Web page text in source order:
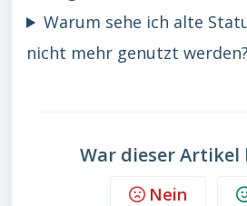
Warum sehe ich alte
nicht mehr genutzt werden?
War dieser Artikel
Nein